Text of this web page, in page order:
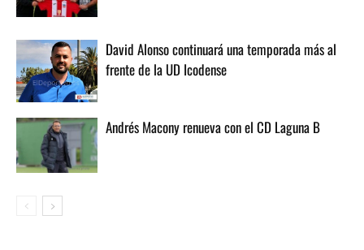
David Alonso continuará una temporada más al
frente de la UD Icodense
Andrés Macony renueva con el CD Laguna B